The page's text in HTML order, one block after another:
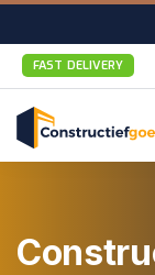
FAST DELIVERY